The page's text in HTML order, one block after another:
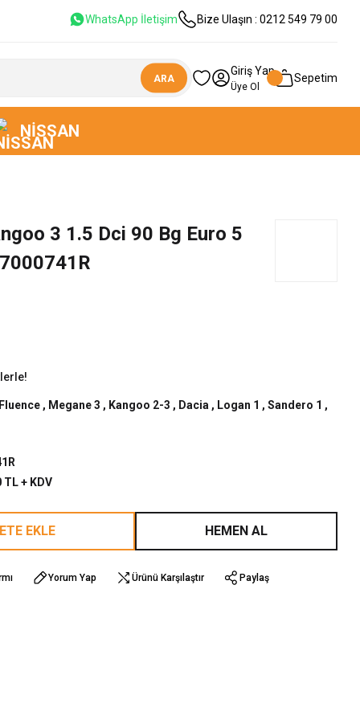
WhatsApp İletişim Bize Ulaşın : 0212 549 79 00
ARA
Giriş Yap
Üye Ol
Sepetim
NISSAN
3 1.5 Dci 90 Bg Euro 5
Fluence , Megane 3 , Kangoo 2-3 , Dacia , Logan 1 , Sandero 1 ,
TL + KDV
EKLE HEMEN AL
Yorum Yap Ürünü Karşılaştır Paylaş